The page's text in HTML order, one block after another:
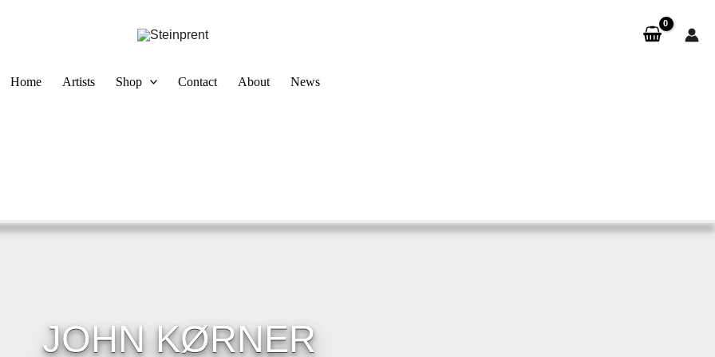
Home Artists Shop Contact About News
JOHN KØRNER